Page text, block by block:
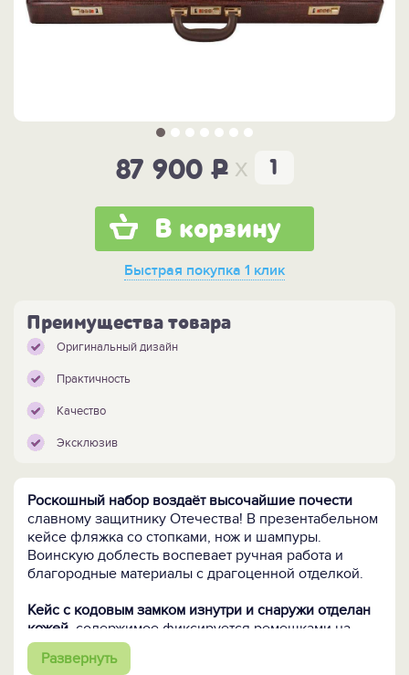
87 900P x
В корзину
Быстрая покупка 1 клик
Преимущества товара
Оригинальный дизайн
Практичность
Качество
Эксклюзив
Роскошный набор воздаёт высочайшие почести
славному защитнику Отечества! В презентабельном
кейсе фляжка со стопками, нож и шампуры.
Воинскую доблесть воспевает ручная работа и
благородные материалы с драгоценной отделкой.
Кейс с кодовым замком изнутри и снаружи отделан
кожей, содержимое фиксируется ремешками на
пряжках и кнопках. Кожаный декор стальной
фляжки дополнен латунным гербом. В технике
Развернуть